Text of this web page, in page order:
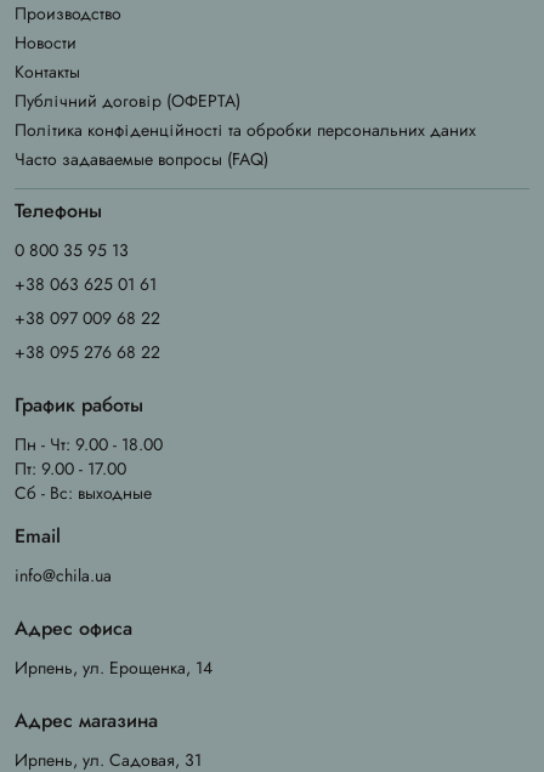
Производство
Новости
Контакты
Публічний договір (ОФЕРТА)
Політика конфіденційності та обробки персональних даних
Часто задаваемые вопросы (FAQ)
Телефоны
0 800 35 95 13
+38 063 625 01 61
+38 097 009 68 22
+38 095 276 68 22
График работы
Пн - Чт: 9.00 - 18.00
Пт: 9.00 - 17.00
Сб - Вс: выходные
Email
info@chila.ua
Адрес офиса
Ирпень, ул. Ерощенка, 14
Адрес магазина
Ирпень, ул. Садовая, 31